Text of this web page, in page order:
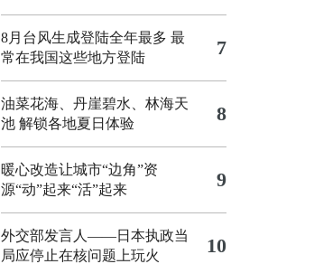
8月台风生成登陆全年最多 最
常在我国这些地方登陆
7
油菜花海、丹崖碧水、林海天
池 解锁各地夏日体验
8
暖心改造让城市“边角”资
源“动”起来“活”起来
9
外交部发言人——日本执政当
局应停止在核问题上玩火
10